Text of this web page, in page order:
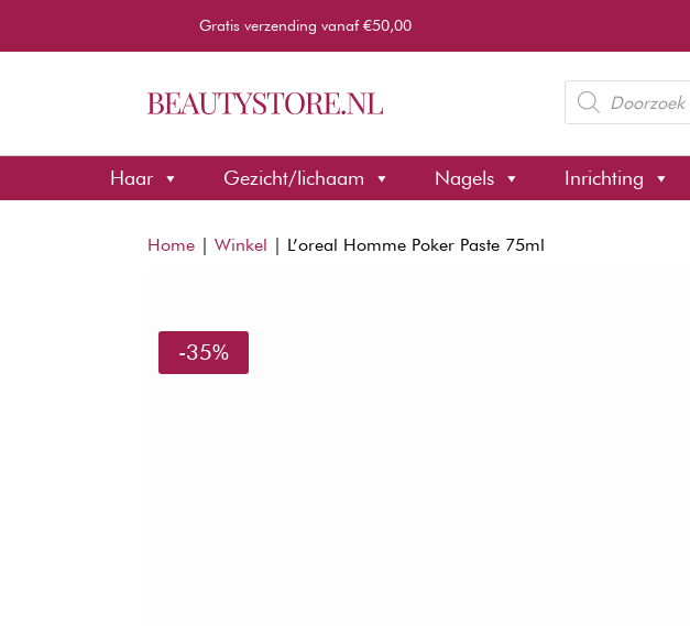
Gratis verzending vanaf €50,00
Producten
zoeken
Haar Gezicht/lichaam Nagels Inrichting
Home |Winkel | L’oreal Homme Poker Paste 75ml
-35%